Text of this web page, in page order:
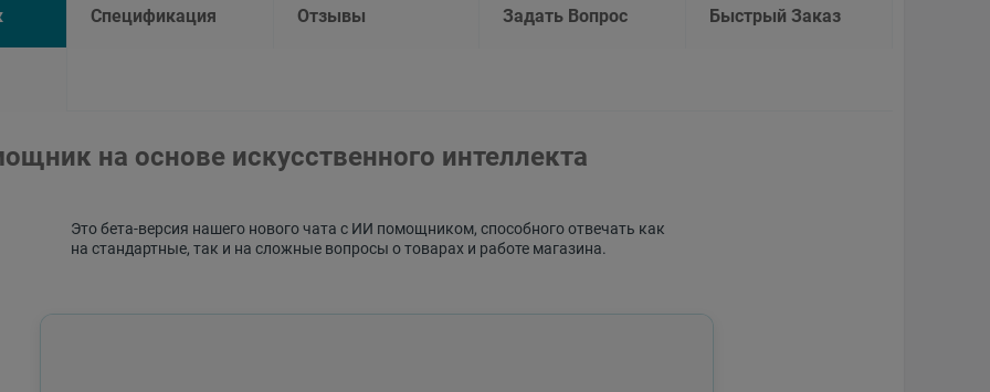
Спецификация Отзывы Задать Вопрос Быстрый Заказ
на основе искусственного интеллекта
Это бета-версия нашего нового чата с ИИ помощником, способного отвечать как
на стандартные, так и на сложные вопросы о товарах и работе магазина.